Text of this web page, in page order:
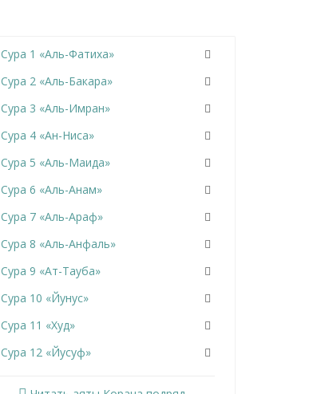
Сура 1 «Аль-Фатиха»
Сура 2 «Аль-Бакара»
Сура 3 «Аль-Имран»
Сура 4 «Ан-Ниса»
Сура 5 «Аль-Маида»
Сура 6 «Аль-Анам»
Сура 7 «Аль-Араф»
Сура 8 «Аль-Анфаль»
Сура 9 «Ат-Тауба»
Сура 10 «Йунус»
Сура 11 «Худ»
Сура 12 «Йусуф»